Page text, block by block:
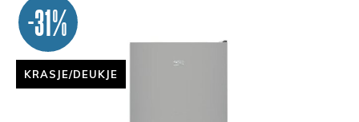
-31%
KRASJE/DEUKJE